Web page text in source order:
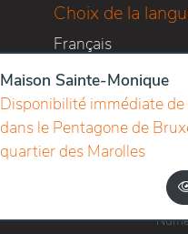
Choix de la
Français
Maison Sainte-Monique
Disponibilité immédiate
dans le Pentagone de
quartier des Marolles